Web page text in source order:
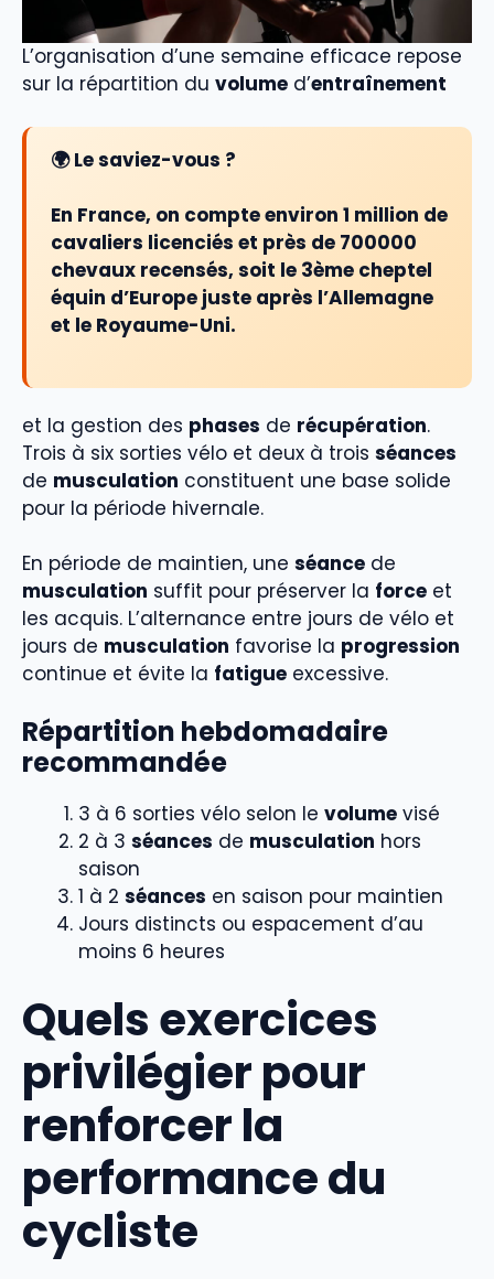
L’organisation d’une semaine efficace repose
sur la répartition du volume d’entraînement
🌍 Le saviez-vous ?
En France, on compte environ 1 million de
cavaliers licenciés et près de 700000
chevaux recensés, soit le 3ème cheptel
équin d’Europe juste après l’Allemagne
et le Royaume-Uni.
et la gestion des phases de récupération.
Trois à six sorties vélo et deux à trois séances
de musculation constituent une base solide
pour la période hivernale.
En période de maintien, une séance de
musculation suffit pour préserver la force et
les acquis. L’alternance entre jours de vélo et
jours de musculation favorise la progression
continue et évite la fatigue excessive.
Répartition hebdomadaire
recommandée
3 à 6 sorties vélo selon le volume visé
2 à 3 séances de musculation hors
saison
1 à 2 séances en saison pour maintien
Jours distincts ou espacement d’au
moins 6 heures
Quels exercices
privilégier pour
renforcer la
performance du
cycliste